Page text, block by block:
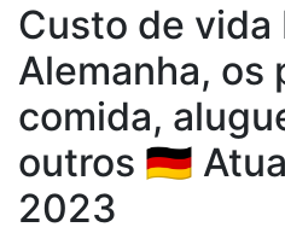
Custo de vida
Alemanha, os
comida,
outros 🇩🇪
2023